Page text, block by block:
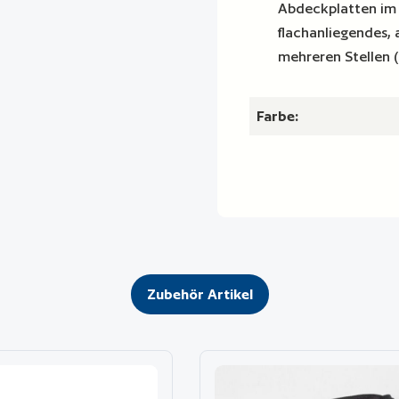
Abdeckplatten im
flachanliegendes,
mehreren Stellen
Farbe:
Zubehör Artikel